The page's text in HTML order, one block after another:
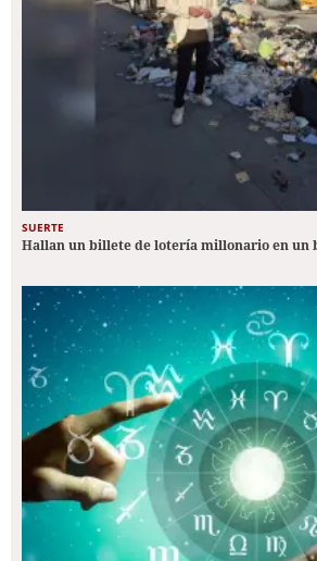
SUERTE
Hallan un billete de lotería millonario en un